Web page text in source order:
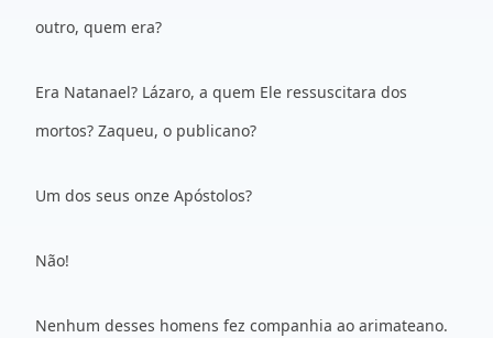
outro, quem era?
Era Natanael? Lázaro, a quem Ele ressuscitara dos
mortos? Zaqueu, o publicano?
Um dos seus onze Apóstolos?
Não!
Nenhum desses homens fez companhia ao arimateano.